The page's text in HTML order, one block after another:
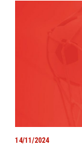
14/11/2024